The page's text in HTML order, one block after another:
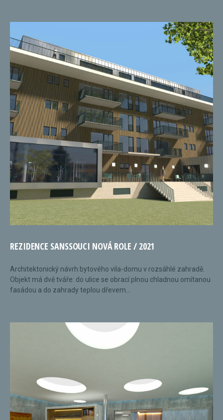
REZIDENCE SANSSOUCI NOVÁ ROLE / 2021
Architektonický návrh bytového vila-domu v rozsáhlé zahradě.
Objekt má dvě tváře: do ulice se obrací plnou chladnou omítanou
fasádou a do zahrady teplou dřevem...